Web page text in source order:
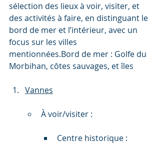
sélection des lieux à voir, visiter, et
des activités à faire, en distinguant le
bord de mer et l’intérieur, avec un
focus sur les villes
mentionnées.Bord de mer : Golfe du
Morbihan, côtes sauvages, et îles
Vannes
À voir/visiter :
Centre historique :